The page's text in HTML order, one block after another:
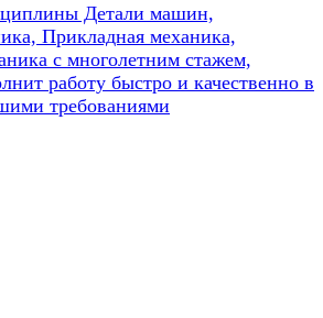
Детали машин,
Прикладная механика,
с многолетним стажем,
работу быстро и качественно в
требованиями